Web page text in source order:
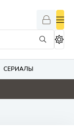
СЕРИАЛЫ
0